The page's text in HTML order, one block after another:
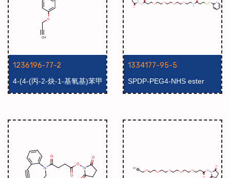
1236196-77-2
4-(4-(丙-2-炔-1-基氧基)苯甲
酰基)苯甲酸
1334177-95-5
SPDP-PEG4-NHS ester